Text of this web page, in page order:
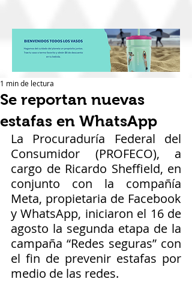
Se reportan nuevas
estafas en WhatsApp
1 min de lectura
La Procuraduría Federal del
Consumidor (PROFECO), a
cargo de Ricardo Sheffield, en
conjunto con la compañía
Meta, propietaria de Facebook
y WhatsApp, iniciaron el 16 de
agosto la segunda etapa de la
campaña “Redes seguras” con
el fin de prevenir estafas por
medio de las redes.